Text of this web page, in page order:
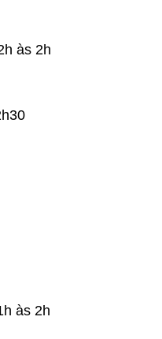
às 2h
às 2h